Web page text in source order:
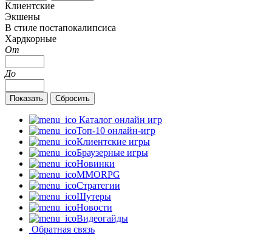
Клиентские
Экшены
В стиле постапокалипсиса
Хардкорные
От
До
Каталог онлайн игр
Топ-10 онлайн-игр
Клиентские игры
Браузерные игры
Новинки
MMORPG
Стратегии
Шутеры
Новости
Видеогайды
Обратная связь